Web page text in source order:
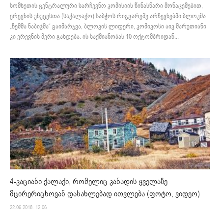
სომხეთის ცენტრალური სარჩევნო კომისიის წინასწარი მონაცემებით,
ერევნის უხუცესთა (საქალაქო) საბჭოს რიგგარეშე არჩევნებში ბლოკმა
„ჩემმა ნაბიჯმა“ გაიმარჯვა, ბლოკის ლიდერი, კომიკოსი აიკ მარუთიანი
კი ერევნის მერი გახდება. ის საქმიანობას 10 ოქტომბრიდან...
4-კაციანი ქალაქი, რომელიც კანადის ყველაზე
მცირერიცხოვან დასახლებად ითვლება (ფოტო, ვიდეო)
22.06.2018. 12:06